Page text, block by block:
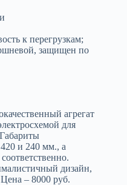
к перегрузкам;
защищен по
агрегат
для
и 240 мм., а
дизайн,
– 8000 руб.